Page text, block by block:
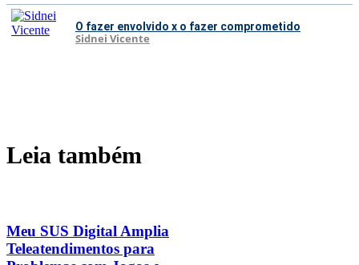
O fazer envolvido x o fazer comprometido
Sidnei Vicente
Leia também
Meu SUS Digital Amplia
Teleatendimentos para